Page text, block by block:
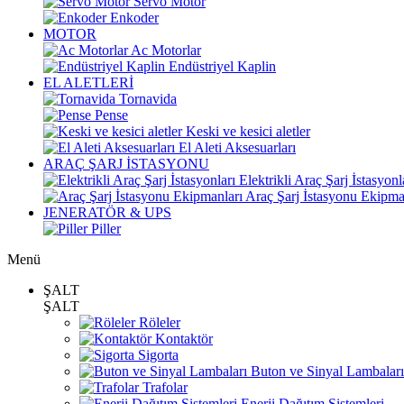
Enkoder
MOTOR
Ac Motorlar
Endüstriyel Kaplin
EL ALETLERİ
Tornavida
Pense
Keski ve kesici aletler
El Aleti Aksesuarları
ARAÇ ŞARJ İSTASYONU
Elektrikli Araç Şarj
Araç Şarj İstasyonu
JENERATÖR & UPS
Piller
Menü
ŞALT
ŞALT
Röleler
Kontaktör
Sigorta
Buton ve Sinyal Lambaları
Trafolar